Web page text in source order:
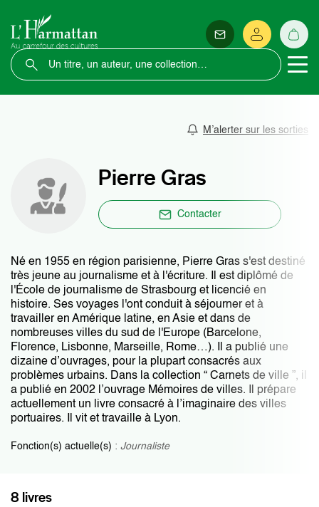
M’alerter sur les sorties
Pierre Gras
Contacter
Né en 1955 en région parisienne, Pierre Gras s'est destiné
très jeune au journalisme et à l'écriture. Il est diplômé de
l'École de journalisme de Strasbourg et licencié en
histoire. Ses voyages l'ont conduit à séjourner et à
travailler en Amérique latine, en Asie et dans de
nombreuses villes du sud de l'Europe (Barcelone,
Florence, Lisbonne, Marseille, Rome…). Il a publié une
dizaine d’ouvrages, pour la plupart consacrés aux
problèmes urbains. Dans la collection “ Carnets de ville ”, il
a publié en 2002 l’ouvrage Mémoires de villes. Il prépare
actuellement un livre consacré à l’imaginaire des villes
portuaires. Il vit et travaille à Lyon.
Fonction(s) actuelle(s) : Journaliste
8 livres